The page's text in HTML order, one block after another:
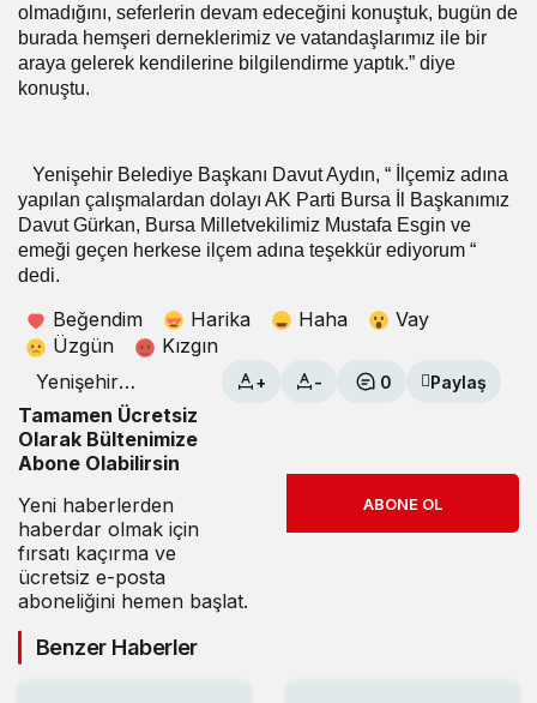
olmadığını, seferlerin devam edeceğini konuştuk, bugün de
burada hemşeri derneklerimiz ve vatandaşlarımız ile bir
araya gelerek kendilerine bilgilendirme yaptık.” diye
konuştu.
Yenişehir Belediye Başkanı Davut Aydın, “ İlçemiz adına
yapılan çalışmalardan dolayı AK Parti Bursa İl Başkanımız
Davut Gürkan, Bursa Milletvekilimiz Mustafa Esgin ve
emeği geçen herkese ilçem adına teşekkür ediyorum “
dedi.
Beğendim Harika Haha
Vay
Üzgün
Kızgın
Yenişehir
Havaalanında
seferler devam
ediyor
+ - 0 Paylaş
Tamamen Ücretsiz
Olarak Bültenimize
Abone Olabilirsin
Yeni haberlerden
haberdar olmak için
fırsatı kaçırma ve
ücretsiz e-posta
aboneliğini hemen başlat.
ABONE OL
Benzer Haberler